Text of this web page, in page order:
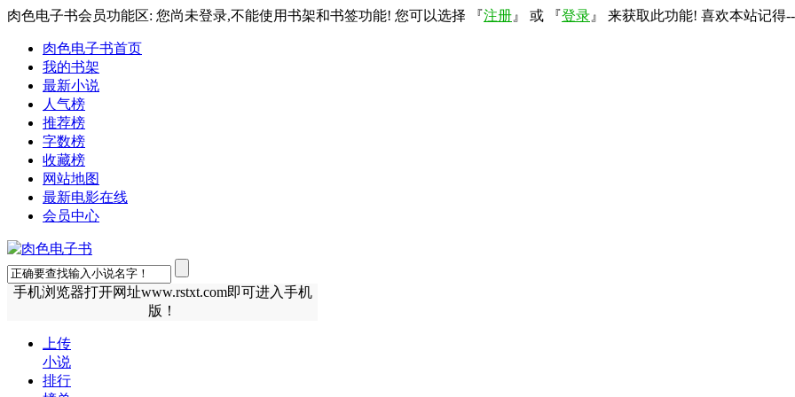
肉色电子书会员功能区: 您尚未登录,不能使用书架和书签功能! 您可以选择 『注册 』 或 『登录 』 来获取此功能! 喜欢本站记得
肉色电子书首页
我的书架
最新小说
人气榜
推荐榜
字数榜
收藏榜
网站地图
最新电影在线
会员中心
手机浏览器打开网址www.rstxt.com即可进入手机
版！
上传
小说
排行